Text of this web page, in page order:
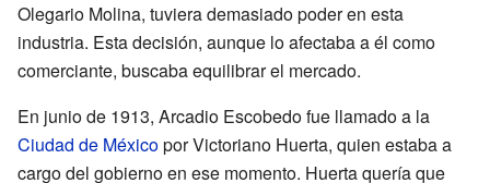
Olegario Molina, tuviera demasiado poder en esta
industria. Esta decisión, aunque lo afectaba a él como
comerciante, buscaba equilibrar el mercado.
En junio de 1913, Arcadio Escobedo fue llamado a la
Ciudad de Méxicopor Victoriano Huerta, quien estaba a
cargo del gobierno en ese momento. Huerta quería que